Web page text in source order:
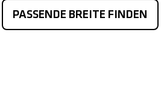
PASSENDE BREITE FINDEN